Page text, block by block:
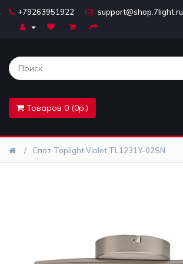
+79263951922 support@shop.7light.ru
Товаров 0 (0р.)
Комплектующие
Лайтбоксы
интерьера
Спот Toplight Violet TL1231Y-02SN